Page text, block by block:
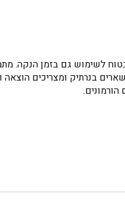
ובטוח לשימוש גם בזמן